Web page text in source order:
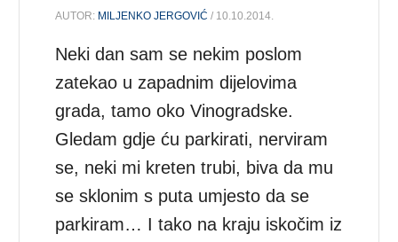
AUTOR: MILJENKO JERGOVIĆ / 10.10.2014.
Neki dan sam se nekim poslom
zatekao u zapadnim dijelovima
grada, tamo oko Vinogradske.
Gledam gdje ću parkirati, nerviram
se, neki mi kreten trubi, biva da mu
se sklonim s puta umjesto da se
parkiram… I tako na kraju iskočim iz